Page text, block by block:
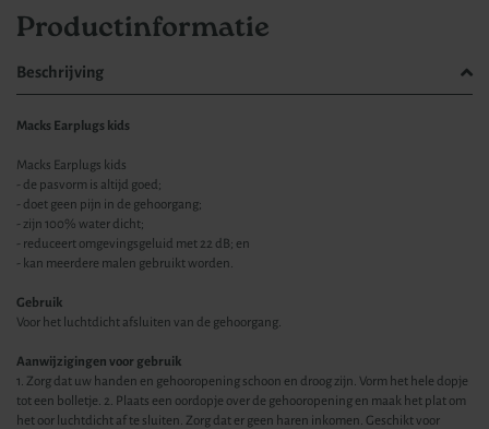
Productinformatie
Beschrijving
Macks Earplugs kids
Macks Earplugs kids
- de pasvorm is altijd goed;
- doet geen pijn in de gehoorgang;
- zijn 100% water dicht;
- reduceert omgevingsgeluid met 22 dB; en
- kan meerdere malen gebruikt worden.
Gebruik
Voor het luchtdicht afsluiten van de gehoorgang.
Aanwijzigingen voor gebruik
1. Zorg dat uw handen en gehooropening schoon en droog zijn. Vorm het hele dopje
tot een bolletje. 2. Plaats een oordopje over de gehooropening en maak het plat om
het oor luchtdicht af te sluiten. Zorg dat er geen haren inkomen. Geschikt voor